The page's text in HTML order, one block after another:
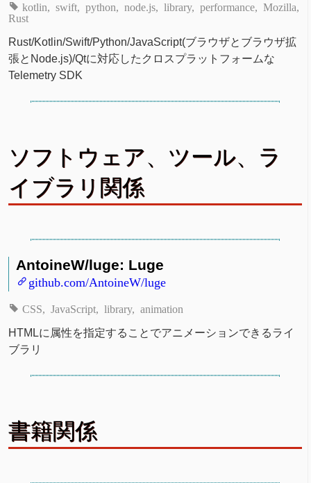
kotlin swift python node.js library performance
Mozilla
Rust
Rust/Kotlin/Swift/Python/JavaScript(ブラウザとブラウザ拡
張とNode.js)/Qtに対応したクロスプラットフォームな
Telemetry SDK
ソフトウェア、ツール、ラ
イブラリ関係
AntoineW/luge: Luge
github.com/AntoineW/luge
CSS JavaScript library animation
HTMLに属性を指定することでアニメーションできるライ
ブラリ
書籍関係